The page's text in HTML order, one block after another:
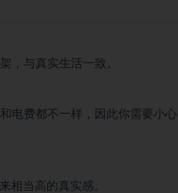
，与真实生活一致。
电费都不一样，因此你需要小心
相当高的真实感。